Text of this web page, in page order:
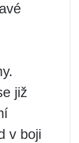
již
v boji